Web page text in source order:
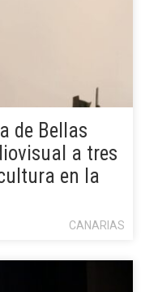
de Bellas
a tres
en la
CANARIAS